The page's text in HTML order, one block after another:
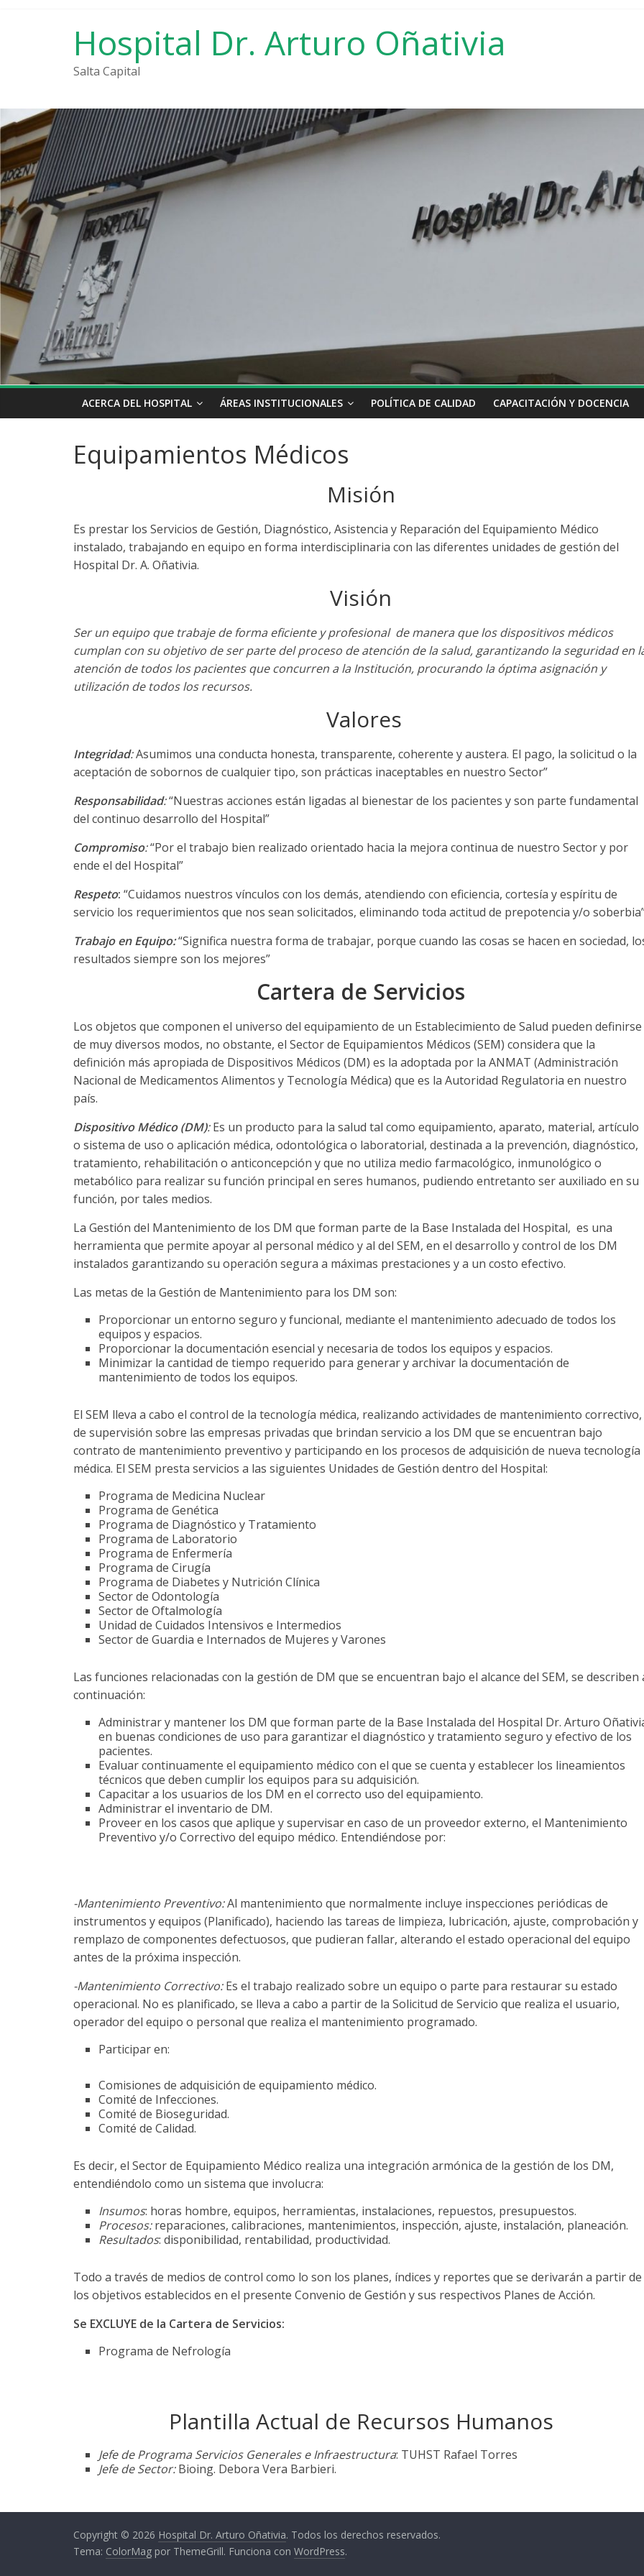
Hospital Dr. Arturo Oñativia
Salta Capital
ACERCA DEL HOSPITAL ÁREAS INSTITUCIONALES POLÍTICA DE CALIDAD CAPACITACIÓN Y DOCENCIA
Equipamientos Médicos
Misión
Es prestar los Servicios de Gestión, Diagnóstico, Asistencia y Reparación del Equipamiento Médico
instalado, trabajando en equipo en forma interdisciplinaria con las diferentes unidades de gestión del
Hospital Dr. A. Oñativia.
Visión
Ser un equipo que trabaje de forma eficiente y profesional de manera que los dispositivos médicos
cumplan con su objetivo de ser parte del proceso de atención de la salud, garantizando la seguridad en
atención de todos los pacientes que concurren a la Institución, procurando la óptima asignación y
utilización de todos los recursos.
Valores
Integridad:Asumimos una conducta honesta, transparente, coherente y austera. El pago, la solicitud o la
aceptación de sobornos de cualquier tipo, son prácticas inaceptables en nuestro Sector”
Responsabilidad:“Nuestras acciones están ligadas al bienestar de los pacientes y son parte fundamental
del continuo desarrollo del Hospital”
Compromiso:“Por el trabajo bien realizado orientado hacia la mejora continua de nuestro Sector y por
ende el del Hospital”
Respeto: “Cuidamos nuestros vínculos con los demás, atendiendo con eficiencia, cortesía y espíritu de
servicio los requerimientos que nos sean solicitados, eliminando toda actitud de prepotencia y/o
Trabajo en Equipo:“Significa nuestra forma de trabajar, porque cuando las cosas se hacen en sociedad,
resultados siempre son los mejores”
Cartera de Servicios
Los objetos que componen el universo del equipamiento de un Establecimiento de Salud pueden definirse
de muy diversos modos, no obstante, el Sector de Equipamientos Médicos (SEM) considera que la
definición más apropiada de Dispositivos Médicos (DM) es la adoptada por la ANMAT (Administración
Nacional de Medicamentos Alimentos y Tecnología Médica) que es la Autoridad Regulatoria en nuestro
país.
Dispositivo Médico (DM):Es un producto para la salud tal como equipamiento, aparato, material, artículo
o sistema de uso o aplicación médica, odontológica o laboratorial, destinada a la prevención, diagnóstico,
tratamiento, rehabilitación o anticoncepción y que no utiliza medio farmacológico, inmunológico o
metabólico para realizar su función principal en seres humanos, pudiendo entretanto ser auxiliado en su
función, por tales medios.
La Gestión del Mantenimiento de los DM que forman parte de la Base Instalada del Hospital, es una
herramienta que permite apoyar al personal médico y al del SEM, en el desarrollo y control de los DM
instalados garantizando su operación segura a máximas prestaciones y a un costo efectivo.
Las metas de la Gestión de Mantenimiento para los DM son:
Proporcionar un entorno seguro y funcional, mediante el mantenimiento adecuado de todos los
equipos y espacios.
Proporcionar la documentación esencial y necesaria de todos los equipos y espacios.
Minimizar la cantidad de tiempo requerido para generar y archivar la documentación de
mantenimiento de todos los equipos.
El SEM lleva a cabo el control de la tecnología médica, realizando actividades de mantenimiento correctivo,
de supervisión sobre las empresas privadas que brindan servicio a los DM que se encuentran bajo
contrato de mantenimiento preventivo y participando en los procesos de adquisición de nueva tecnología
médica. El SEM presta servicios a las siguientes Unidades de Gestión dentro del Hospital:
Programa de Medicina Nuclear
Programa de Genética
Programa de Diagnóstico y Tratamiento
Programa de Laboratorio
Programa de Enfermería
Programa de Cirugía
Programa de Diabetes y Nutrición Clínica
Sector de Odontología
Sector de Oftalmología
Unidad de Cuidados Intensivos e Intermedios
Sector de Guardia e Internados de Mujeres y Varones
Las funciones relacionadas con la gestión de DM que se encuentran bajo el alcance del SEM, se describen
continuación:
Administrar y mantener los DM que forman parte de la Base Instalada del Hospital Dr. Arturo
en buenas condiciones de uso para garantizar el diagnóstico y tratamiento seguro y efectivo de los
pacientes.
Evaluar continuamente el equipamiento médico con el que se cuenta y establecer los lineamientos
técnicos que deben cumplir los equipos para su adquisición.
Capacitar a los usuarios de los DM en el correcto uso del equipamiento.
Administrar el inventario de DM.
Proveer en los casos que aplique y supervisar en caso de un proveedor externo, el Mantenimiento
Preventivo y/o Correctivo del equipo médico. Entendiéndose por:
-Mantenimiento Preventivo:Al mantenimiento que normalmente incluye inspecciones periódicas de
instrumentos y equipos (Planificado), haciendo las tareas de limpieza, lubricación, ajuste, comprobación y
remplazo de componentes defectuosos, que pudieran fallar, alterando el estado operacional del equipo
antes de la próxima inspección.
-Mantenimiento Correctivo:Es el trabajo realizado sobre un equipo o parte para restaurar su estado
operacional. No es planificado, se lleva a cabo a partir de la Solicitud de Servicio que realiza el usuario,
operador del equipo o personal que realiza el mantenimiento programado.
Participar en:
Comisiones de adquisición de equipamiento médico.
Comité de Infecciones.
Comité de Bioseguridad.
Comité de Calidad.
Es decir, el Sector de Equipamiento Médico realiza una integración armónica de la gestión de los DM,
entendiéndolo como un sistema que involucra:
Insumos: horas hombre, equipos, herramientas, instalaciones, repuestos, presupuestos.
Procesos:reparaciones, calibraciones, mantenimientos, inspección, ajuste, instalación, planeación.
Resultados: disponibilidad, rentabilidad, productividad.
Todo a través de medios de control como lo son los planes, índices y reportes que se derivarán a partir de
los objetivos establecidos en el presente Convenio de Gestión y sus respectivos Planes de Acción.
Se EXCLUYE de la Cartera de Servicios:
Programa de Nefrología
Plantilla Actual de Recursos Humanos
Jefe de Programa Servicios Generales e Infraestructura: TUHST Rafael Torres
Jefe de Sector:Bioing. Debora Vera Barbieri.
Copyright © 2026 Hospital Dr. Arturo Oñativia. Todos los derechos reservados.
Tema: ColorMag por ThemeGrill. Funciona con WordPress.